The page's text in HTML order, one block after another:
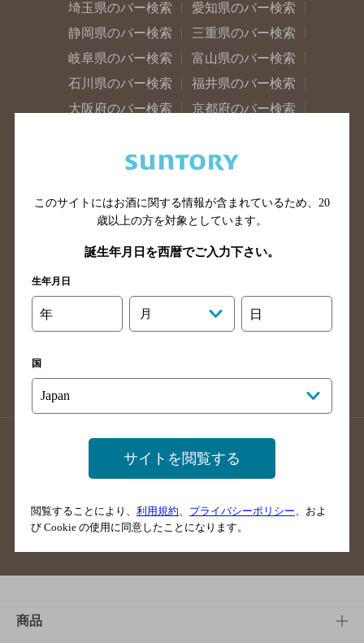
埼玉県のバー検索
愛知県のバー検索
静岡県のバー検索
三重県のバー検索
岐阜県のバー検索
富山県のバー検索
石川県のバー検索
福井県のバー検索
大阪府のバー検索
京都府のバー検索
滋賀県のバー検索
和歌山県のバー検索
山口県のバー検索
鳥取県のバー検索
香川県のバー検索
愛媛県のバー検索
高知県のバー検索
長崎県のバー検索
佐賀県のバー検索
大分県のバー検索
熊本県のバー検索
商品
このサイトにはお酒に関する情報が含まれているため、 20
歳以上の方を対象としています。
誕生年月日を西暦でご入力下さい。
生年月日
年 月 日
国
サイトを閲覧する
閲覧することにより、 利用規約、 プライバシーポリシー、およ
び Cookie の使用に同意したことになります。